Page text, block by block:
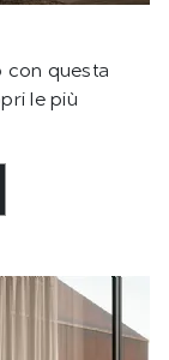
con questa
le più